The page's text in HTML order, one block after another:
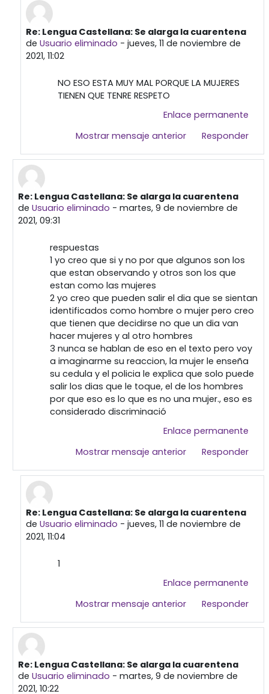
En respuesta a Usuario eliminado
Re: Lengua Castellana: Se alarga la cuarentena
de Usuario eliminado - jueves, 11 de noviembre de
2021, 11:02
NO ESO ESTA MUY MAL PORQUE LA MUJERES
TIENEN QUE TENRE RESPETO
Enlace permanente
Mostrar mensaje anterior
Responder
En respuesta a Primera publicación
Re: Lengua Castellana: Se alarga la cuarentena
de Usuario eliminado - martes, 9 de noviembre de
2021, 09:31
respuestas
1 yo creo que si y no por que algunos son los
que estan observando y otros son los que
estan como las mujeres
2 yo creo que pueden salir el dia que se sientan
identificados como hombre o mujer pero creo
que tienen que decidirse no que un dia van
hacer mujeres y al otro hombres
3 nunca se hablan de eso en el texto pero voy
a imaginarme su reaccion, la mujer le enseña
su cedula y el policia le explica que solo puede
salir los dias que le toque, el de los hombres
por que eso es lo que es no una mujer., eso es
considerado discriminació
Enlace permanente
Mostrar mensaje anterior
Responder
En respuesta a Usuario eliminado
Re: Lengua Castellana: Se alarga la cuarentena
de Usuario eliminado - jueves, 11 de noviembre de
2021, 11:04
1
Enlace permanente
Mostrar mensaje anterior
Responder
En respuesta a Primera publicación
Re: Lengua Castellana: Se alarga la cuarentena
de Usuario eliminado - martes, 9 de noviembre de
2021, 10:22